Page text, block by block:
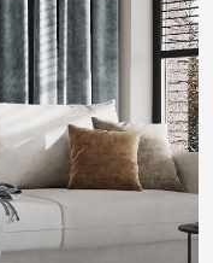
мятного цвета
горчичного цвета